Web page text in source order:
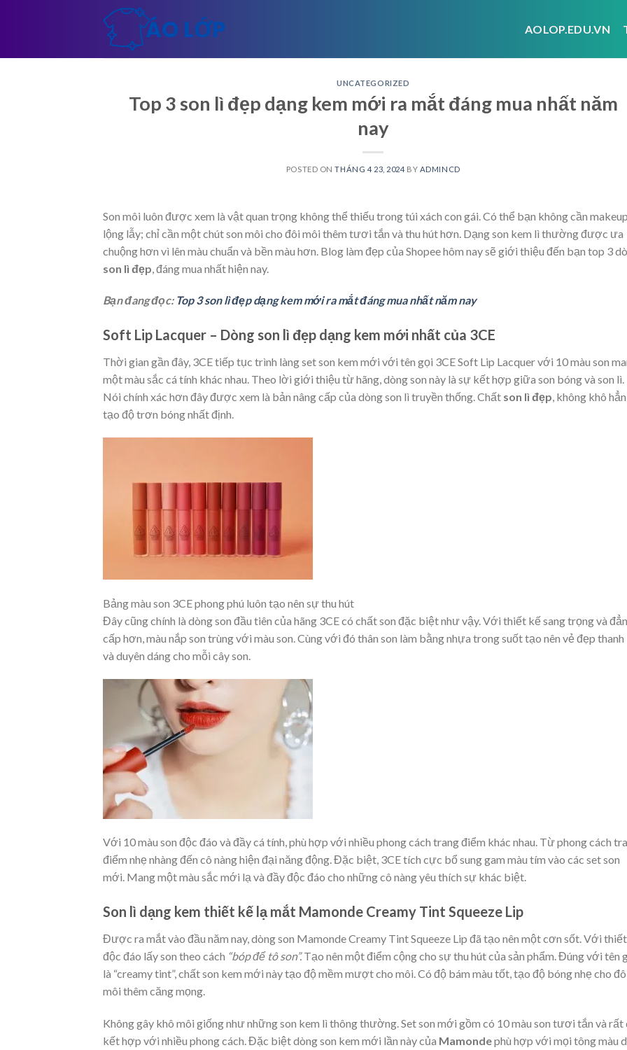
AOLOP.EDU.VN
UNCATEGORIZED
Top 3 son lì đẹp dạng kem mới ra mắt đáng mua nhất năm
nay
POSTED ONTHÁNG 4 23, 2024 BY ADMINCD
Son môi luôn được xem là vật quan trọng không thể thiếu trong túi xách con gái. Có thể bạn không cần makeup
lộng lẫy; chỉ cần một chút son môi cho đôi môi thêm tươi tắn và thu hút hơn. Dạng son kem lì thường được ưa
chuộng hơn vì lên màu chuẩn và bền màu hơn. Blog làm đẹp của Shopee hôm nay sẽ giới thiệu đến bạn top 3
son lì đẹp , đáng mua nhất hiện nay.
Bạn đang đọc: Top 3 son lì đẹp dạng kem mới ra mắt đáng mua nhất năm nay
Soft Lip Lacquer – Dòng son lì đẹp dạng kem mới nhất của 3CE
Thời gian gần đây, 3CE tiếp tục trình làng set son kem mới với tên gọi 3CE Soft Lip Lacquervới 10 màu son
một màu sắc cá tính khác nhau. Theo lời giới thiệu từ hãng, dòng son này là sự kết hợp giữa son bóng và son lì.
Nói chính xác hơn đây được xem là bản nâng cấp của dòng son lì truyền thống. Chất son lì đẹp, không khô
tạo độ trơn bóng nhất định.
Bảng màu son 3CE phong phú luôn tạo nên sự thu hút
Đây cũng chính là dòng son đầu tiên của hãng 3CE có chất son đặc biệt như vậy. Với thiết kế sang trọng và
cấp hơn, màu nắp son trùng với màu son. Cùng với đó thân son làm bằng nhựa trong suốt tạo nên vẻ đẹp thanh
và duyên dáng cho mỗi cây son.
Với 10 màu son độc đáo và đầy cá tính, phù hợp với nhiều phong cách trang điểm khác nhau. Từphong cách
điểm nhẹ nhàng đến cô nàng hiện đại năng động. Đặc biệt, 3CE tích cực bổ sung gam màu tím vào các set son
mới. Mang một màu sắc mới lạ và đầy độc đáo cho những cô nàng yêu thích sự khác biệt.
Son lì dạng kem thiết kế lạ mắt Mamonde Creamy Tint Squeeze Lip
Được ra mắt vào đầu năm nay, dòng son Mamonde Creamy Tint Squeeze Lip đã tạo nên một cơn sốt. Với
độc đáo lấy son theo cách “bóp để tô son”.Tạo nên một điểm cộng cho sự thu hút của sản phẩm. Đúng với tên
là “creamy tint”, chất son kem mới này tạo độ mềm mượt cho môi. Có độ bám màu tốt, tạo độ bóng nhẹ cho
môi thêm căng mọng.
Không gây khô môi giống như những son kem lì thông thường. Set son mới gồm có 10 màu son tươi tắn và rất
kết hợp với nhiều phong cách. Đặc biệt dòng son kem mới lần này của Mamondephù hợp với mọi tông màu